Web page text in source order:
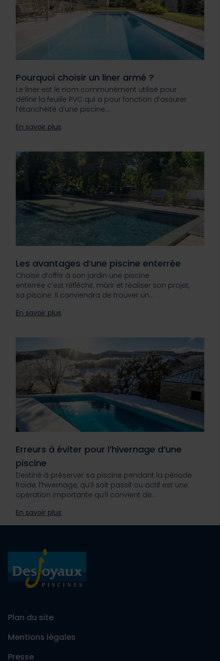
Les cookies nous permettent de personnaliser le contenu
et les annonces, d'offrir des fonctionnalités relatives aux
médias sociaux et d'analyser notre trafic. Nous
partageons également des informations sur l'utilisation de
publicité et d'analyse, qui peuvent combiner celles-ci
avec d'autres informations que vous leur avez fournies
ou qu'ils ont collectées lors de votre utilisation de leurs
services.
Pourquoi choisir un liner armé ?
Le liner est le nom communément utilisé pour
définir la feuille PVC qui a pour fonction d’assurer
l’étanchéité d’une piscine.…
En savoir plus
Les avantages d’une piscine enterrée
Choisir d’offrir à son jardin une piscine
enterrée c’est réfléchir, mûrir et réaliser son projet,
sa piscine. Il conviendra de trouver un…
En savoir plus
Erreurs à éviter pour l’hivernage d’une
piscine
Destiné à préserver sa piscine pendant la période
froide, l’hivernage, qu’il soit passif ou actif est une
opération importante qu’il convient de…
En savoir plus
Plan du site
Mentions légales
Presse